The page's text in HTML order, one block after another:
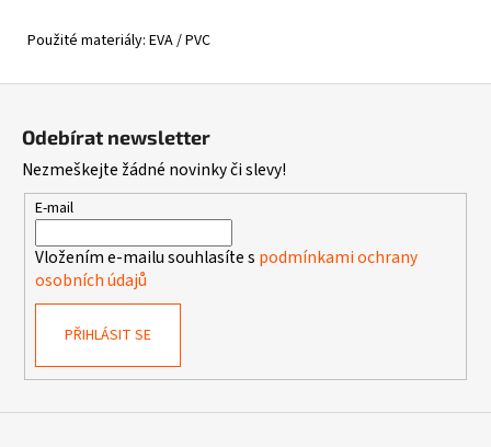
Použité materiály: EVA / PVC
Odebírat newsletter
Nezmeškejte žádné novinky či slevy!
E-mail
Vložením e-mailu souhlasíte s podmínkami ochrany
osobních údajů
PŘIHLÁSIT SE